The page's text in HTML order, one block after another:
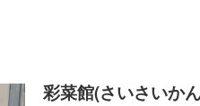
彩菜館(さいさいか